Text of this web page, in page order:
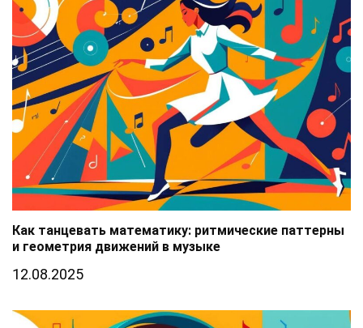
Как танцевать математику: ритмические паттерны
и геометрия движений в музыке
12.08.2025